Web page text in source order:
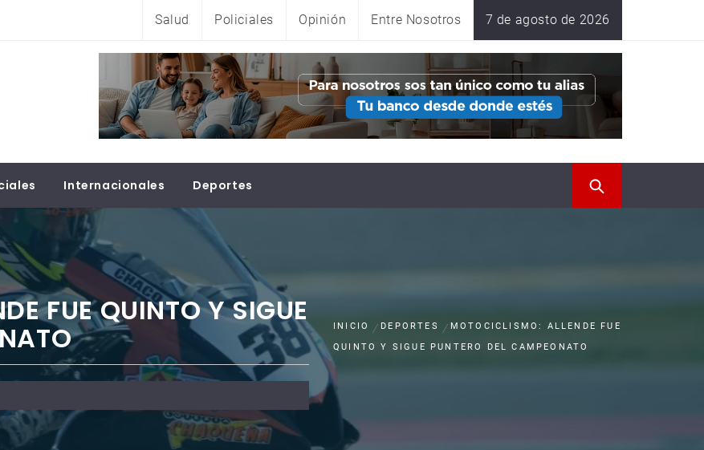
Salud Policiales Opinión Entre Nosotros 7 de agosto de 2026
Internacionales Deportes
FUE QUINTO Y SIGUE INICIO DEPORTES
MOTOCICLISMO: ALLENDE FUE
QUINTO Y SIGUE PUNTERO DEL CAMPEONATO